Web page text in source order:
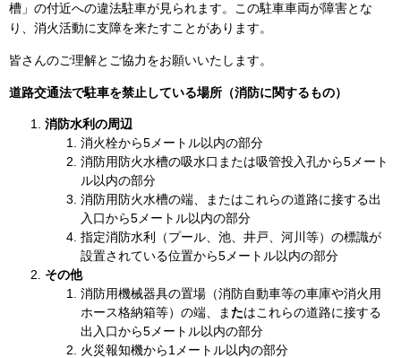
槽」の付近への違法駐車が見られます。この駐車車両が障害とな
り、消火活動に支障を来たすことがあります。
皆さんのご理解とご協力をお願いいたします。
道路交通法で駐車を禁止している場所（消防に関するもの）
消防水利の周辺
消火栓から5メートル以内の部分
消防用防火水槽の吸水口または吸管投入孔から5メート
ル以内の部分
消防用防火水槽の端、またはこれらの道路に接する出
入口から5メートル以内の部分
指定消防水利（プール、池、井戸、河川等）の標識が
設置されている位置から5メートル以内の部分
その他
消防用機械器具の置場（消防自動車等の車庫や消火用
ホース格納箱等）の端、またはこれらの道路に接する
出入口から5メートル以内の部分
火災報知機から1メートル以内の部分